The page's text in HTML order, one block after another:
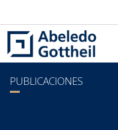
PUBLICACIONES